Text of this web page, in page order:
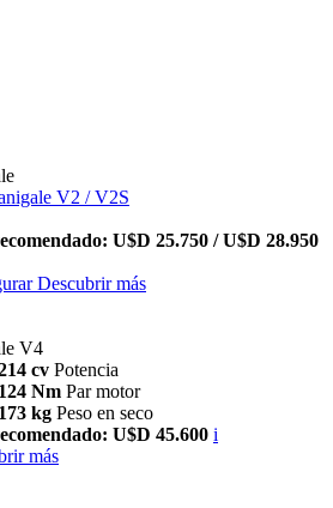
V2 / V2S
U$D 25.750 / U$D 28.950
Descubrir más
V4
cv Potencia
124 Nm Par motor
173 kg Peso en seco
U$D 45.600 i
más